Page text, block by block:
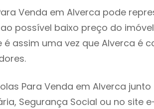
Venda em Alverca pode
possível baixo preço do
assim uma vez que Alverca é
Para Venda em Alverca
Segurança Social ou no site